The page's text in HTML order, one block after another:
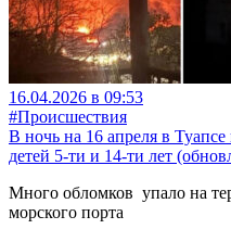
16.04.2026 в 09:53
#Происшествия
В ночь на 16 апреля в
детей 5-ти и 14-ти лет
Много обломков упало на
морского порта